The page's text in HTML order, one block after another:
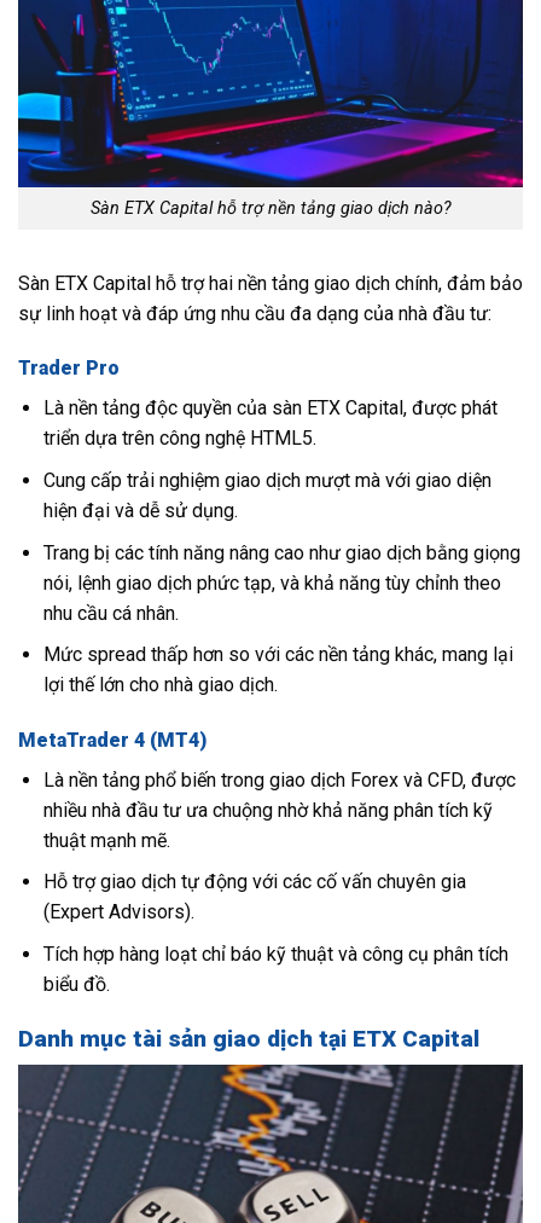
Sàn ETX Capital hỗ trợ nền tảng giao dịch nào?
Sàn ETX Capital hỗ trợ hai nền tảng giao dịch chính, đảm bảo
sự linh hoạt và đáp ứng nhu cầu đa dạng của nhà đầu tư:
Trader Pro
Là nền tảng độc quyền của sàn ETX Capital, được phát
triển dựa trên công nghệ HTML5.
Cung cấp trải nghiệm giao dịch mượt mà với giao diện
hiện đại và dễ sử dụng.
Trang bị các tính năng nâng cao như giao dịch bằng giọng
nói, lệnh giao dịch phức tạp, và khả năng tùy chỉnh theo
nhu cầu cá nhân.
Mức spread thấp hơn so với các nền tảng khác, mang lại
lợi thế lớn cho nhà giao dịch.
MetaTrader 4 (MT4)
Là nền tảng phổ biến trong giao dịch Forex và CFD, được
nhiều nhà đầu tư ưa chuộng nhờ khả năng phân tích kỹ
thuật mạnh mẽ.
Hỗ trợ giao dịch tự động với các cố vấn chuyên gia
(Expert Advisors).
Tích hợp hàng loạt chỉ báo kỹ thuật và công cụ phân tích
biểu đồ.
Danh mục tài sản giao dịch tại ETX Capital